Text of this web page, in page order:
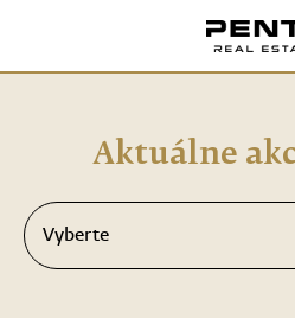
Aktuálne
Vyberte